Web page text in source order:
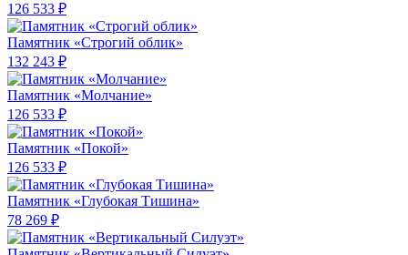
126 533 ₽
Памятник «Строгий облик»
132 243 ₽
Памятник «Молчание»
126 533 ₽
Памятник «Покой»
126 533 ₽
Памятник «Глубокая Тишина»
78 269 ₽